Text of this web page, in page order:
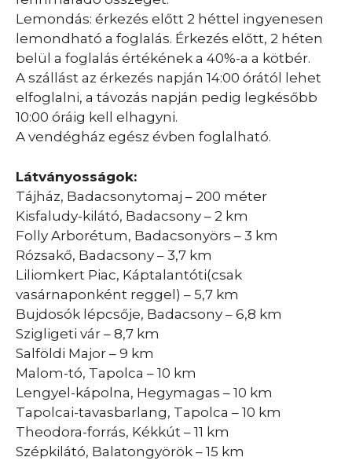
Lemondás: érkezés előtt 2 héttel ingyenesen
lemondható a foglalás. Érkezés előtt, 2 héten
belül a foglalás értékének a 40%-a a kötbér.
A szállást az érkezés napján 14:00 órától lehet
elfoglalni, a távozás napján pedig legkésőbb
10:00 óráig kell elhagyni.
A vendégház egész évben foglalható.
Látványosságok:
Tájház, Badacsonytomaj – 200 méter
Kisfaludy-kilátó, Badacsony – 2 km
Folly Arborétum, Badacsonyörs – 3 km
Rózsakő, Badacsony – 3,7 km
Liliomkert Piac, Káptalantóti(csak
vasárnaponként reggel) – 5,7 km
Bujdosók lépcsője, Badacsony – 6,8 km
Szigligeti vár – 8,7 km
Salföldi Major – 9 km
Malom-tó, Tapolca – 10 km
Lengyel-kápolna, Hegymagas – 10 km
Tapolcai-tavasbarlang, Tapolca – 10 km
Theodora-forrás, Kékkút – 11 km
Szépkilátó, Balatongyörök – 15 km